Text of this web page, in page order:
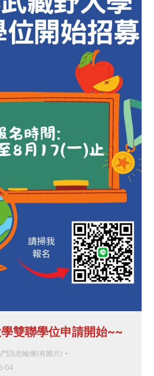
雙聯學位申請開始~~
訊息輪播(有圖片)
04